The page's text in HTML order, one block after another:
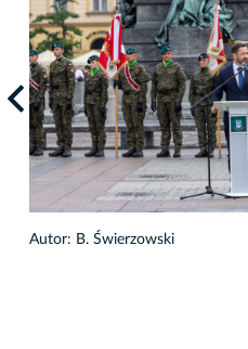
Autor: B. Świerzowski